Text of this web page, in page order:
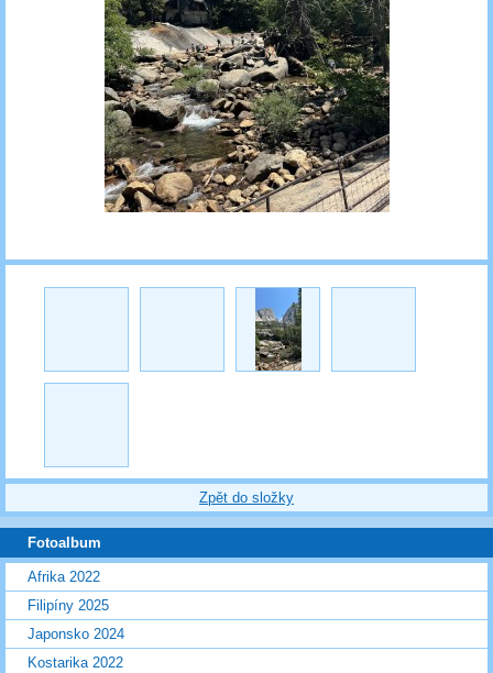
Zpět do složky
Fotoalbum
Afrika 2022
Filipíny 2025
Japonsko 2024
Kostarika 2022